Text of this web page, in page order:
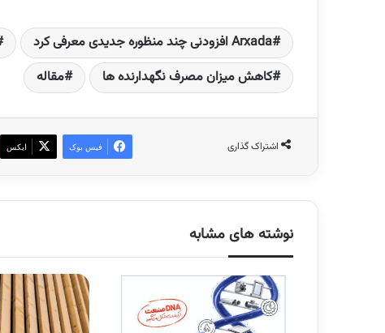
Arxada افزودنی چند منظوره جدیدی معرفی کرد
کاهش میزان مصرف نگهدارنده ها
مقاله
اشتراک گذاری فیس بوک ایکس
نوشته های مشابه